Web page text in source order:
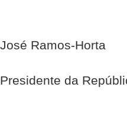
José Ramos-Horta
Presidente da